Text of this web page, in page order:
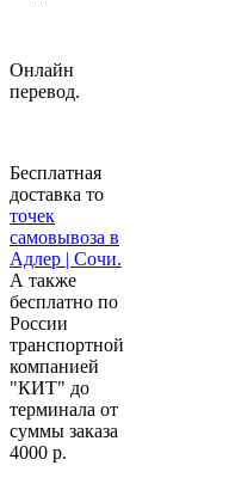
Онлайн
перевод.
Бесплатная
доставка то
точек
самовывоза в
Адлер | Сочи.
А также
бесплатно по
России
транспортной
компанией
"КИТ" до
терминала от
суммы заказа
4000 р.